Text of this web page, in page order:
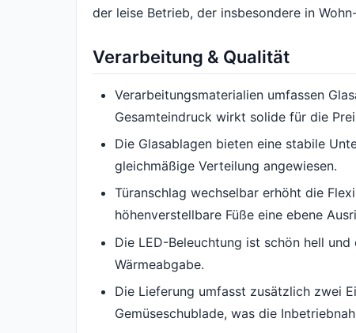
der leise Betrieb, der insbesondere in
Verarbeitung & Qualität
Verarbeitungsmaterialien umfassen
Gesamteindruck wirkt solide für die
Die Glasablagen bieten eine stabile
gleichmäßige Verteilung angewiesen.
Türanschlag wechselbar erhöht die
höhenverstellbare Füße eine ebene
Die LED-Beleuchtung ist schön hell
Wärmeabgabe.
Die Lieferung umfasst zusätzlich zwei
Gemüseschublade, was die